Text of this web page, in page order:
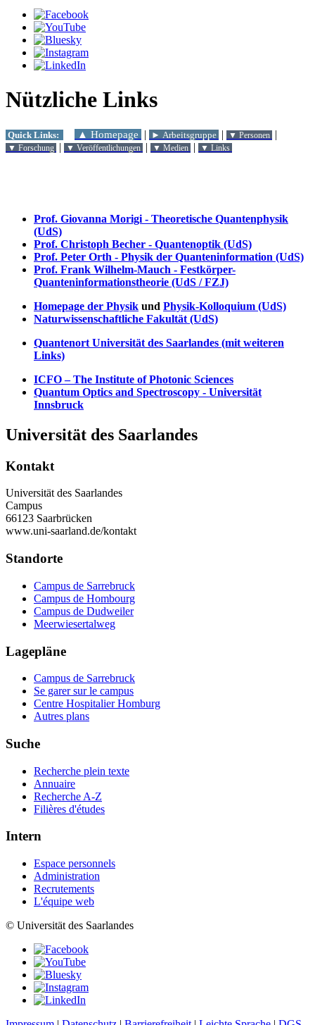
Nützliche Links
Quick Links: ▲ Homepage | ► Arbeitsgruppe | ▼ Personen |
▼ Forschung | ▼ Veröffentlichungen | ▼ Medien | ▼ Links
Prof. Giovanna Morigi - Theoretische Quantenphysik
(UdS)
Prof. Christoph Becher - Quantenoptik (UdS)
Prof. Peter Orth - Physik der Quanteninformation (UdS)
Prof. Frank Wilhelm-Mauch - Festkörper-
Quanteninformationstheorie (UdS / FZJ)
Homepage der Physik und Physik-Kolloquium (UdS)
Naturwissenschaftliche Fakultät (UdS)
Quantenort Universität des Saarlandes (mit weiteren
Links)
ICFO – The Institute of Photonic Sciences
Quantum Optics and Spectroscopy - Universität
Innsbruck
Universität des Saarlandes
Kontakt
Universität des Saarlandes
Campus
66123 Saarbrücken
www.uni-saarland.de/kontakt
Standorte
Campus de Sarrebruck
Campus de Hombourg
Campus de Dudweiler
Meerwiesertalweg
Lagepläne
Campus de Sarrebruck
Se garer sur le campus
Centre Hospitalier Homburg
Autres plans
Suche
Recherche plein texte
Annuaire
Recherche A-Z
Filières d'études
Intern
Espace personnels
Administration
Recrutements
L'équipe web
© Universität des Saarlandes